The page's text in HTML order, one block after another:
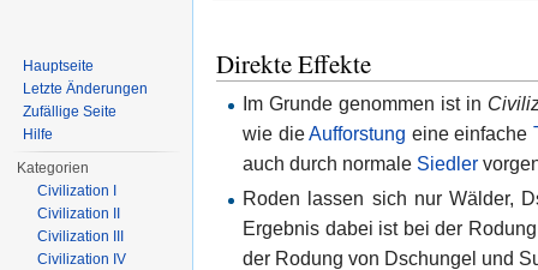
Direkte Effekte
Im Grunde genommen ist in
wie dieAufforstung eine einfache
auch durch normale Siedler
Roden lassen sich nur Wälder,
Ergebnis dabei ist bei der
der Rodung von Dschungel und
Hauptseite
Letzte Änderungen
Zufällige Seite
Hilfe
Kategorien
Civilization I
Civilization II
Civilization III
Civilization IV